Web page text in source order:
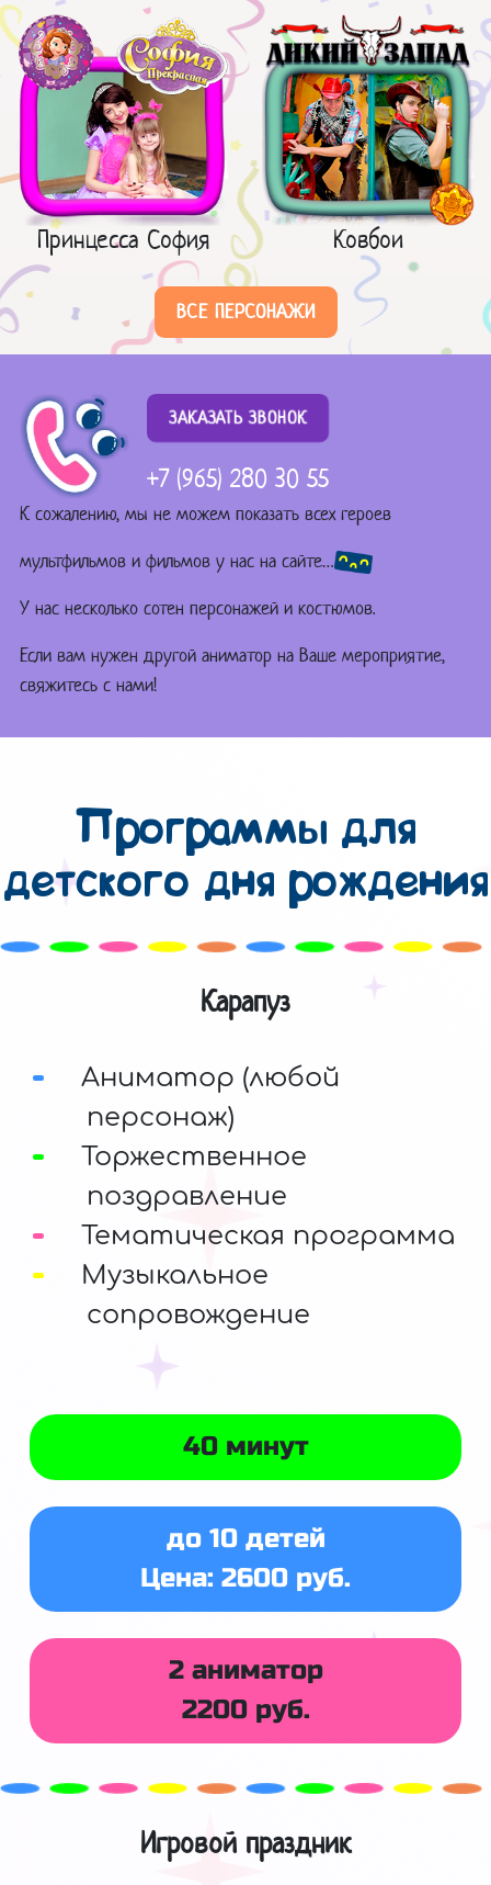
Принцесса София Ковбои
ВСЕ ПЕРСОНАЖИ
ЗАКАЗАТЬ ЗВОНОК
+7 (965) 280 30 55
К сожалению, мы не можем показать всех героев
мультфильмов и фильмов у нас на сайте…
У нас несколько сотен персонажей и костюмов.
Если вам нужен другой аниматор на Ваше мероприятие,
свяжитесь с нами!
Программы для
детского дня рождения
Карапуз
Аниматор (любой
персонаж)
Торжественное
поздравление
Тематическая программа
Музыкальное
сопровождение
40 минут
до 10 детей
Цена: 2600 руб.
2 аниматор
2200 руб.
Игровой праздник